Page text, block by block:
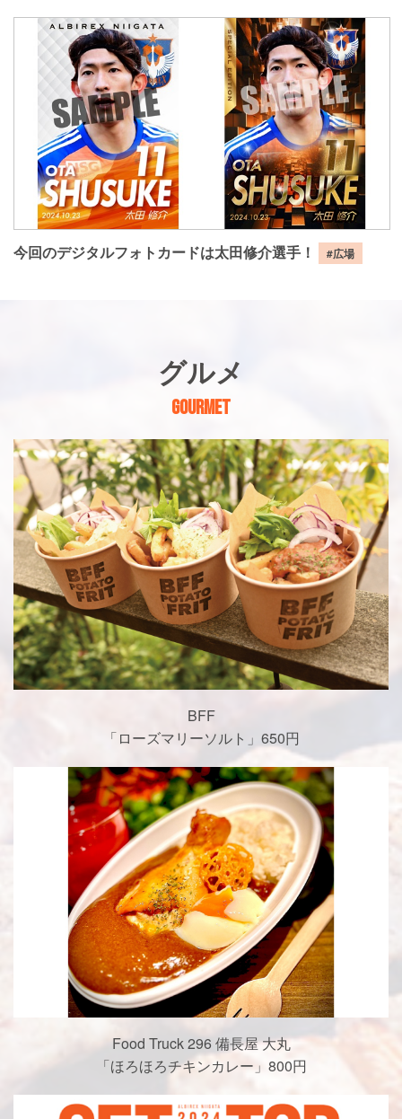
今回のデジタルフォトカードは太田修介選手！ #広場
グルメ
GOURMET
BFF
「ローズマリーソルト」650円
Food Truck 296 備長屋 大丸
「ほろほろチキンカレー」800円